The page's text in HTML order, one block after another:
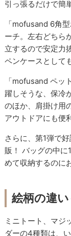
引っ張るだけで簡
「mofusand 6角
ーチ。左右どちら
立するので安定力
ペンケースとして
「mofusand ペッ
躍しそうな、保冷
のほか、肩掛け用
アウトドアにも便
さらに、第1弾で
販！ バッグの中に
めて収納するのに
絵柄の違
ミニトート、マジ
ダーの4種類は、